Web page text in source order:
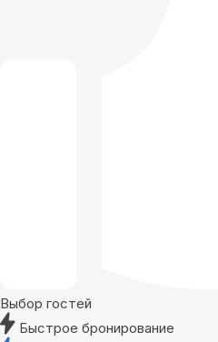
Выбор гостей
Быстрое бронирование